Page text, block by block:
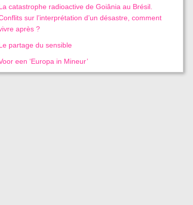
catastrophe radioactive de Goiânia au Brésil.
sur l’interprétation d’un désastre, comment
après ?
partage du sensible
een ‘Europa in Mineur’